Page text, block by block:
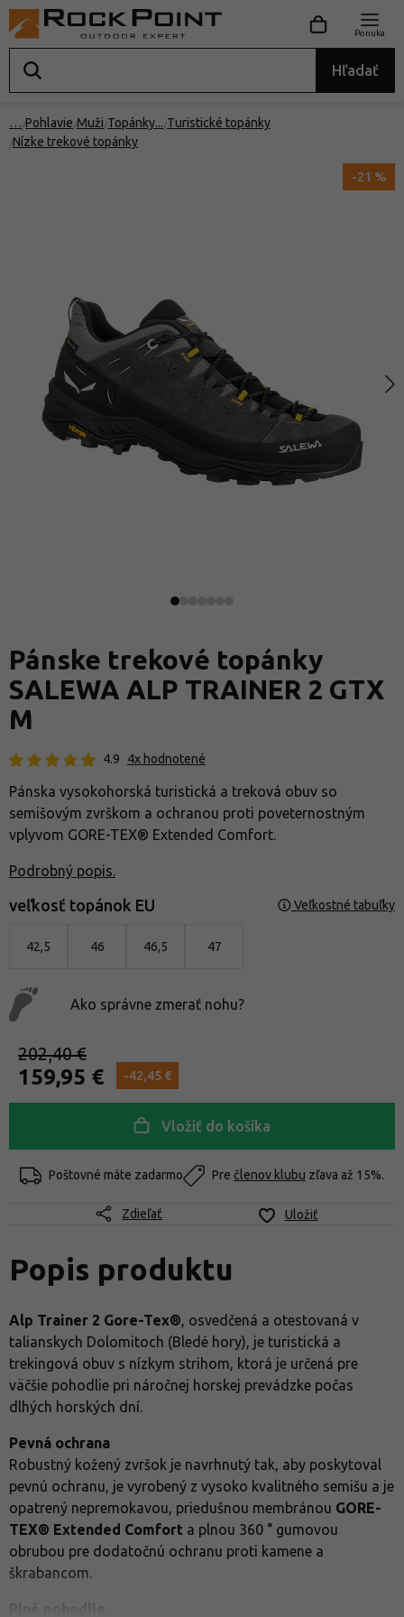
Hľadať
Ponuka
… Pohlavie Muži Topánky
Turistické topánky
Nízke trekové topánky
-21 %
Pánske trekové topánky
SALEWA ALP TRAINER 2 GTX
M
4.9 4x hodnotené
Pánska vysokohorská turistická a treková obuv so
semišovým zvrškom a ochranou proti poveternostným
vplyvom GORE-TEX® Extended Comfort.
Podrobný popis.
veľkosť topánok EU Veľkostné tabuľky
42,5 46 46,5 47
Ako správne zmerať nohu?
159,95 € -42,45 €
202,40 €
Vložiť do košíka
Poštovné máte zadarmo Pre členov klubu zľava až 15%.
Zdieľať Uložiť
Popis produktu
Alp Trainer 2 Gore-Tex® , osvedčená a otestovaná v
talianskych Dolomitoch (Bledé hory), je turistická a
trekingová obuv s nízkym strihom, ktorá je určená pre
väčšie pohodlie pri náročnej horskej prevádzke počas
dlhých horských dní.
Pevná ochrana
Robustný kožený zvršok je navrhnutý tak, aby poskytoval
pevnú ochranu, je vyrobený z vysoko kvalitného semišu a je
opatrený nepremokavou, priedušnou membránou GORE-
TEX® Extended Comfort a plnou 360 ° gumovou
obrubou pre dodatočnú ochranu proti kamene a
škrabancom.